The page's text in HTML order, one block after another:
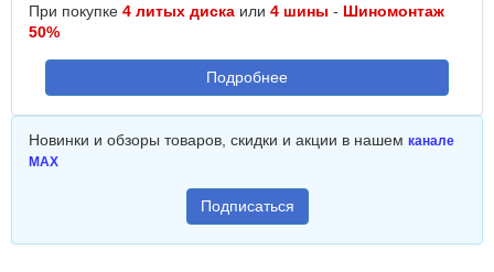
При покупке 4 литых диска или 4 шины - Шиномонтаж
50%
Подробнее
Новинки и обзоры товаров, скидки и акции в нашем канале
MAX
Подписаться